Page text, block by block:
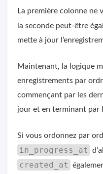
La première colonne ne
la seconde peut-être
mette à jour
Maintenant, la logique
enregistrements par
commençant par les
jour et en terminant par
Si vous ordonnez par
in_progress_at
created_at